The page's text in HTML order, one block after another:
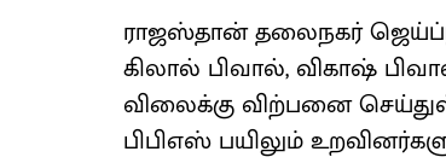
ராஜஸ்​தான் தலைநகர்
கிலால் பிவால், விகாஷ்
விலைக்கு விற்​பனை
பிபிஎஸ் பயிலும்